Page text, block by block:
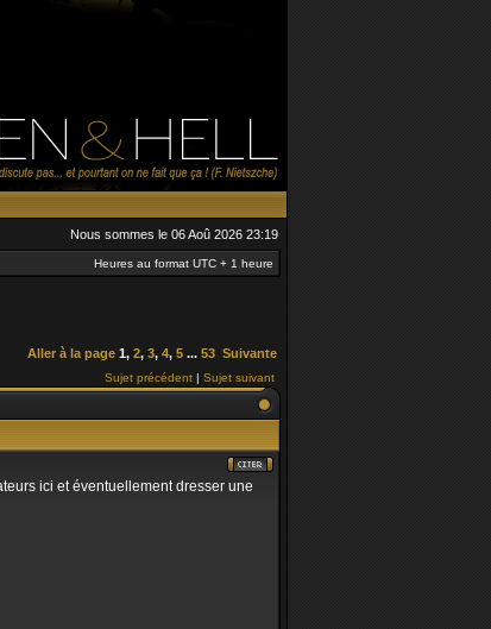
Nous sommes le 06 Aoû 2026 23:19
Heures au format UTC + 1 heure
Aller à la page 1, 2, 3, 4, 5 ... 53 Suivante
Sujet précédent | Sujet suivant
ici et éventuellement dresser une